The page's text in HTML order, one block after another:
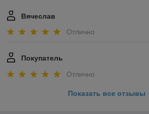
Вячеслав
Отлично
Покупатель
Отлично
Показать все отзывы